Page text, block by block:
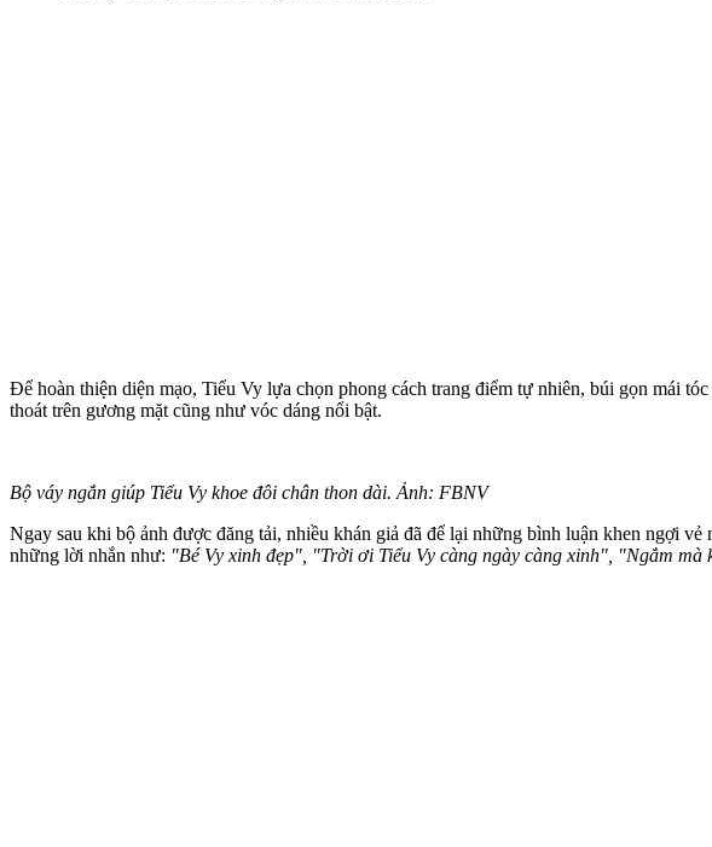
Để hoàn thiện diện mạo, Tiểu Vy lựa chọn phong cách trang điểm tự nhiên, búi gọn mái
thoát trên gương mặt cũng như vóc dáng nổi bật.
Bộ váy ngắn giúp Tiểu Vy khoe đôi chân thon dài. Ảnh: FBNV
Ngay sau khi bộ ảnh được đăng tải, nhiều khán giả đã để lại những bình luận khen ngợi
những lời nhắn như: "Bé Vy xinh đẹp", "Trời ơi Tiểu Vy càng ngày càng xinh", "Ngắm mà